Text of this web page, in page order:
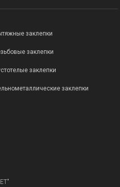
заклепки
заклепки
заклепки
заклепки